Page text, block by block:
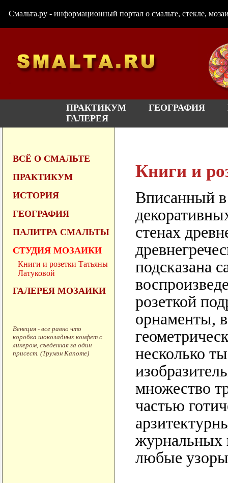
Смальта.ру - информационный портал о смальте, стекле,
ПРАКТИКУМ ГЕОГРАФИЯ
ГАЛЕРЕЯ
ВСЁ О СМАЛЬТЕ
ПРАКТИКУМ
ИСТОРИЯ
ГЕОГРАФИЯ
ПАЛИТРА СМАЛЬТЫ
СТУДИЯ МОЗАИКИ
Книги и розетки Татьяны
Латуковой
ГАЛЕРЕЯ МОЗАИКИ
Венеция - все равно что
коробка шоколадных конфет с
ликером, съеденная за один
присест. (Трумэн Капоте)
Книги и
Вписанный
стенах
подсказана
розеткой
орнаменты,
несколько
множество
частью
журнальных
любые узоры